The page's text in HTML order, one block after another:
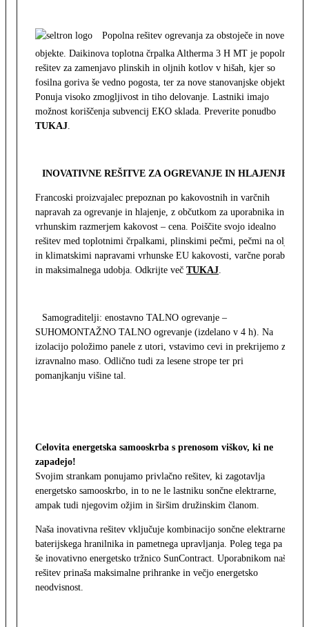
Popolna rešitev ogrevanja za obstoječe in nove
objekte. Daikinova toplotna črpalka Altherma 3 H MT je popolna
rešitev za zamenjavo plinskih in oljnih kotlov v hišah, kjer so
fosilna goriva še vedno pogosta, ter za nove stanovanjske objekte.
Ponuja visoko zmogljivost in tiho delovanje. Lastniki imajo
možnost koriščenja subvencij EKO sklada. Preverite ponudbo
TUKAJ.
INOVATIVNE REŠITVE ZA OGREVANJE IN HLAJENJE
Francoski proizvajalec prepoznan po kakovostnih in varčnih
napravah za ogrevanje in hlajenje, z občutkom za uporabnika in z
vrhunskim razmerjem kakovost – cena. Poiščite svojo idealno
rešitev med toplotnimi črpalkami, plinskimi pečmi, pečmi na olje
in klimatskimi napravami vrhunske EU kakovosti, varčne porabe
in maksimalnega udobja. Odkrijte več TUKAJ.
Samograditelji: enostavno TALNO ogrevanje –
SUHOMONTAŽNO TALNO ogrevanje (izdelano v 4 h). Na
izolacijo položimo panele z utori, vstavimo cevi in prekrijemo z
izravnalno maso. Odlično tudi za lesene strope ter pri
pomanjkanju višine tal.
Celovita energetska samooskrba s prenosom viškov, ki ne
zapadejo!
Svojim strankam ponujamo privlačno rešitev, ki zagotavlja
energetsko samooskrbo, in to ne le lastniku sončne elektrarne,
ampak tudi njegovim ožjim in širšim družinskim članom.
Naša inovativna rešitev vključuje kombinacijo sončne elektrarne,
baterijskega hranilnika in pametnega upravljanja. Poleg tega pa
še inovativno energetsko tržnico SunContract. Uporabnikom naša
rešitev prinaša maksimalne prihranke in večjo energetsko
neodvisnost.